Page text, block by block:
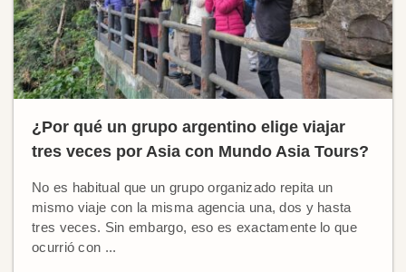
¿Por qué un grupo argentino elige viajar
tres veces por Asia con Mundo Asia Tours?
No es habitual que un grupo organizado repita un
mismo viaje con la misma agencia una, dos y hasta
tres veces. Sin embargo, eso es exactamente lo que
ocurrió con ...